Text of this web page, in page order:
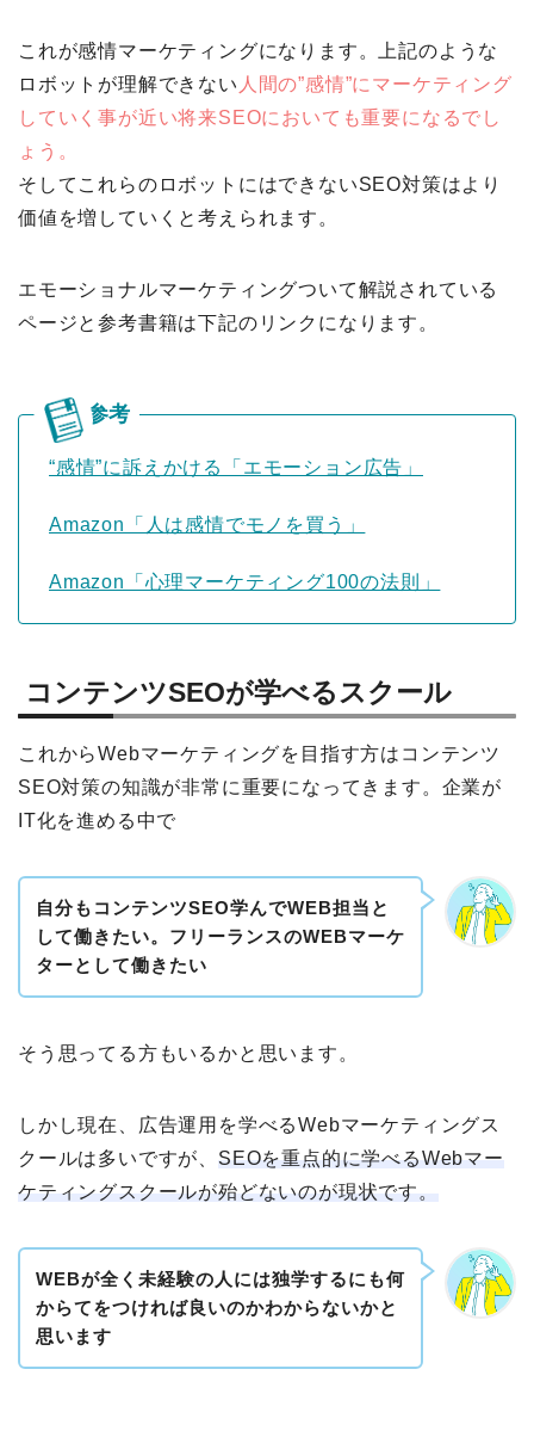
これが感情マーケティングになります。上記のような
ロボットが理解できない 人間の”感情”にマーケティング
していく事が近い将来SEOにおいても重要になるでし
ょう。
そしてこれらのロボットにはできないSEO対策はより
価値を増していくと考えられます。
エモーショナルマーケティングついて解説されている
ページと参考書籍は下記のリンクになります。
“感情”に訴えかける「エモーション広告」
Amazon「人は感情でモノを買う」
Amazon「心理マーケティング100の法則」
コンテンツSEOが学べるスクール
これからWebマーケティングを目指す方はコンテンツ
SEO対策の知識が非常に重要になってきます。企業が
IT化を進める中で
自分もコンテンツSEO学んでWEB担当と
して働きたい。フリーランスのWEBマーケ
ターとして働きたい
そう思ってる方もいるかと思います。
しかし現在、広告運用を学べるWebマーケティングス
クールは多いですが、 SEOを重点的に学べるWebマー
ケティングスクールが殆どないのが現状です。
WEBが全く未経験の人には独学するにも何
からてをつければ良いのかわからないかと
思います